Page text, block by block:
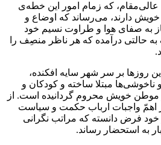
که زمام امور این خطه‌ی
دارند، می‌رساند که اوضاع و
به صفای هوا و طراوت نسیم خود
به حالتی درآمده که هر ناظر منصِف را
روزها بر سر شهر سایه افکنده،
ناخوشی‌ها مبتلا ساخته و کودکان و
موطن خویش محروم گردانیده است. از
اهمّ واجبات ارباب حکمت و سیاست
خود فرض دانسته که مراتب نگرانی
به استحضار رساند.